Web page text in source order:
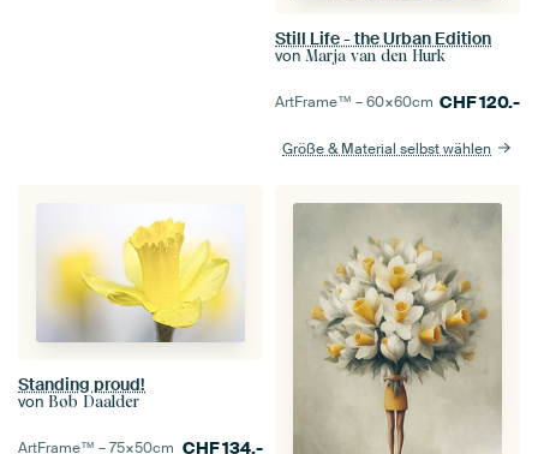
Still Life - the Urban Edition
von Marja van den Hurk
ArtFrame™ –60×60cm CHF120.-
Größe & Material selbst wählen
Standing proud!
von Bob Daalder
ArtFrame™ –75×50cm CHF134.-